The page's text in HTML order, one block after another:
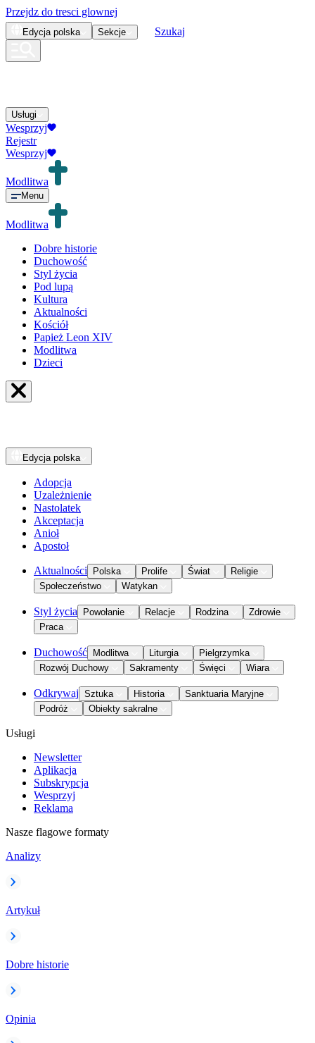
Przejdz do tresci glownej
Edycja polska Sekcje Szukaj
Usługi
Wesprzyj
Rejestr
Wesprzyj
Modlitwa
Menu
Modlitwa
Dobre historie
Duchowość
Styl życia
Pod lupą
Kultura
Aktualności
Kościół
Papież Leon XIV
Modlitwa
Dzieci
Edycja polska
Adopcja
Uzależnienie
Nastolatek
Akceptacja
Anioł
Apostoł
Aktualności Polska Prolife Świat
Religie
Społeczeństwo
Watykan
Styl życia Powołanie Relacje Rodzina
Zdrowie
Praca
Duchowość Modlitwa Liturgia
Pielgrzymka
Rozwój Duchowy
Sakramenty Święci Wiara
Odkrywaj Sztuka Historia
Sanktuaria Maryjne
Podróż
Obiekty sakralne
Usługi
Newsletter
Aplikacja
Subskrypcja
Wesprzyj
Reklama
Nasze flagowe formaty
Analizy
Artykuł
Dobre historie
Opinia